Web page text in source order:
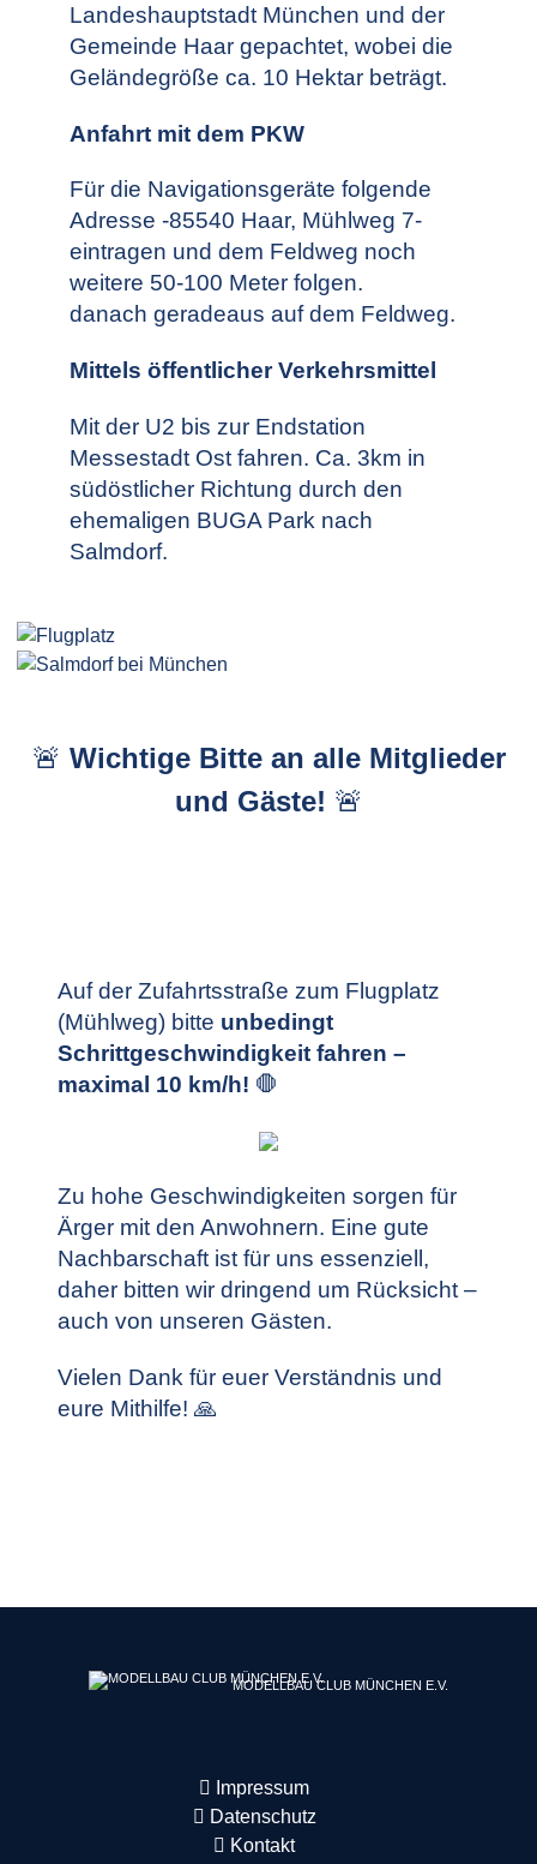
Landeshauptstadt München und der
Gemeinde Haar gepachtet, wobei die
Geländegröße ca. 10 Hektar beträgt.
Anfahrt mit dem PKW
Für die Navigationsgeräte folgende
Adresse -85540 Haar, Mühlweg 7-
eintragen und dem Feldweg noch
weitere 50-100 Meter folgen.
danach geradeaus auf dem Feldweg.
Mittels öffentlicher Verkehrsmittel
Mit der U2 bis zur Endstation
Messestadt Ost fahren. Ca. 3km in
südöstlicher Richtung durch den
ehemaligen BUGA Park nach
Salmdorf.
🚨 Wichtige Bitte an alle Mitglieder
und Gäste! 🚨
Auf der Zufahrtsstraße zum Flugplatz
(Mühlweg) bitte unbedingt
Schrittgeschwindigkeit fahren –
maximal 10 km/h! 🛑
Zu hohe Geschwindigkeiten sorgen für
Ärger mit den Anwohnern. Eine gute
Nachbarschaft ist für uns essenziell,
daher bitten wir dringend um Rücksicht –
auch von unseren Gästen.
Vielen Dank für euer Verständnis und
eure Mithilfe! 🙏
MODELLBAU CLUB MÜNCHEN E.V.
Impressum
Datenschutz
Kontakt